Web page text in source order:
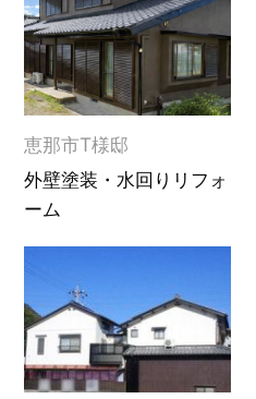
恵那市T様邸
外壁塗装・水回りリフォ
ーム